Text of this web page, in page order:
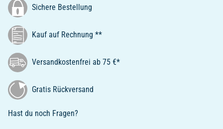
Sichere Bestellung
Kauf auf Rechnung **
Versandkostenfrei ab 75 €*
Gratis Rückversand
Hast du noch Fragen?